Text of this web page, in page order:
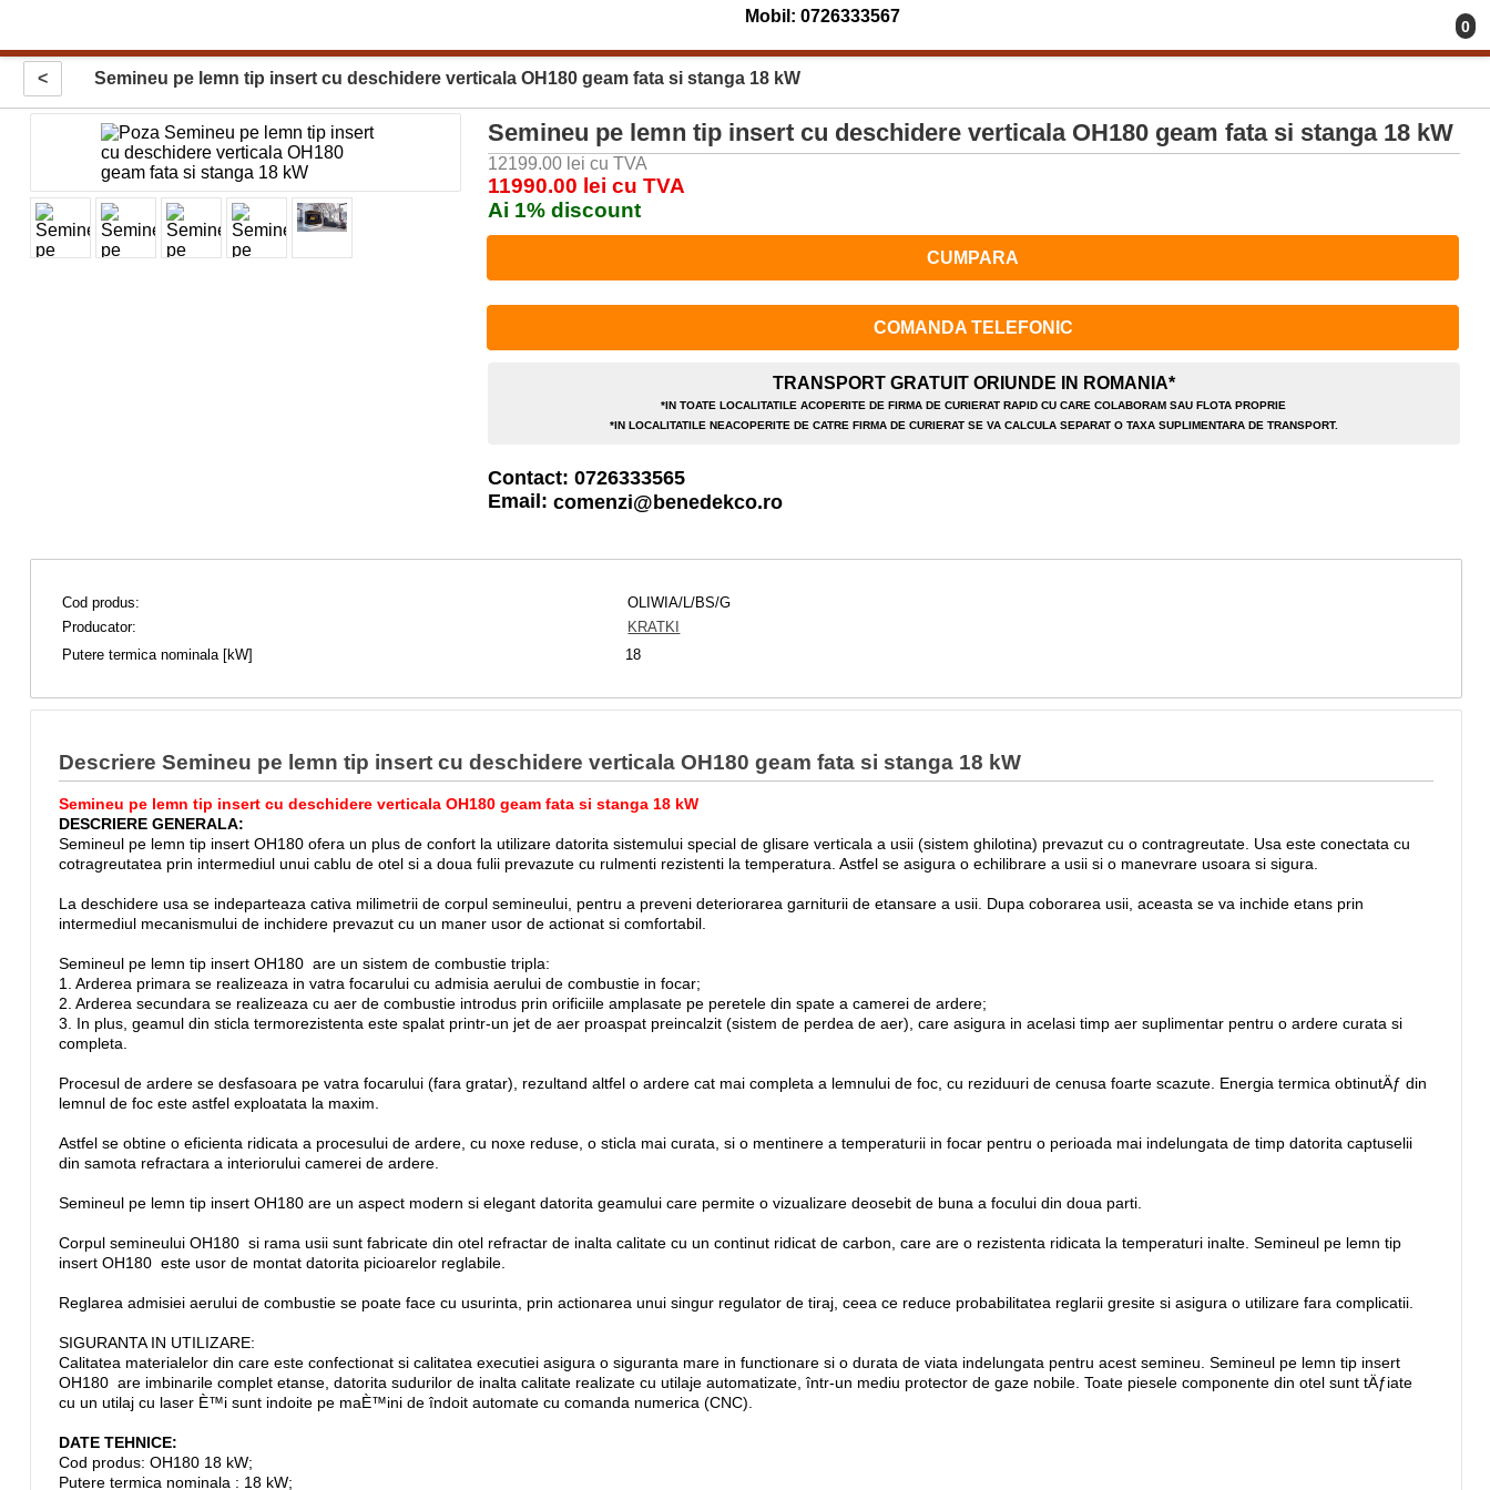
Mobil: 0726333567
0
< Semineu pe lemn tip insert cu deschidere verticala OH180 geam fata si stanga 18 kW
Semineu pe lemn tip insert cu deschidere verticala OH180 geam fata si stanga 18 kW
12199.00 lei cu TVA
11990.00 lei cu TVA
Ai 1% discount
CUMPARA
COMANDA TELEFONIC
TRANSPORT GRATUIT ORIUNDE IN ROMANIA*
*IN TOATE LOCALITATILE ACOPERITE DE FIRMA DE CURIERAT RAPID CU CARE COLABORAM SAU FLOTA PROPRIE
*IN LOCALITATILE NEACOPERITE DE CATRE FIRMA DE CURIERAT SE VA CALCULA SEPARAT O TAXA SUPLIMENTARA DE TRANSPORT.
Contact: 0726333565
Email: comenzi@benedekco.ro
Cod produs:
OLIWIA/L/BS/G
Producator:
KRATKI
Putere termica nominala [kW]
18
Descriere Semineu pe lemn tip insert cu deschidere verticala OH180 geam fata si stanga 18 kW
Semineu pe lemn tip insert cu deschidere verticala OH180 geam fata si stanga 18 kW
DESCRIERE GENERALA:
Semineul pe lemn tip insert OH180 ofera un plus de confort la utilizare datorita sistemului special de glisare verticala a usii (sistem ghilotina) prevazut cu o contragreutate. Usa este conectata cu
cotragreutatea prin intermediul unui cablu de otel si a doua fulii prevazute cu rulmenti rezistenti la temperatura. Astfel se asigura o echilibrare a usii si o manevrare usoara si sigura.
La deschidere usa se indeparteaza cativa milimetrii de corpul semineului, pentru a preveni deteriorarea garniturii de etansare a usii. Dupa coborarea usii, aceasta se va inchide etans prin
intermediul mecanismului de inchidere prevazut cu un maner usor de actionat si comfortabil.
Semineul pe lemn tip insert OH180 are un sistem de combustie tripla:
1. Arderea primara se realizeaza in vatra focarului cu admisia aerului de combustie in focar;
2. Arderea secundara se realizeaza cu aer de combustie introdus prin orificiile amplasate pe peretele din spate a camerei de ardere;
3. In plus, geamul din sticla termorezistenta este spalat printr-un jet de aer proaspat preincalzit (sistem de perdea de aer), care asigura in acelasi timp aer suplimentar pentru o ardere curata si
completa.
Procesul de ardere se desfasoara pe vatra focarului (fara gratar), rezultand altfel o ardere cat mai completa a lemnului de foc, cu reziduuri de cenusa foarte scazute. Energia termica obtinutÄƒ din
lemnul de foc este astfel exploatata la maxim.
Astfel se obtine o eficienta ridicata a procesului de ardere, cu noxe reduse, o sticla mai curata, si o mentinere a temperaturii in focar pentru o perioada mai indelungata de timp datorita captuselii
din samota refractara a interiorului camerei de ardere.
Semineul pe lemn tip insert OH180 are un aspect modern si elegant datorita geamului care permite o vizualizare deosebit de buna a focului din doua parti.
Corpul semineului OH180 si rama usii sunt fabricate din otel refractar de inalta calitate cu un continut ridicat de carbon, care are o rezistenta ridicata la temperaturi inalte. Semineul pe lemn tip
insert OH180 este usor de montat datorita picioarelor reglabile.
Reglarea admisiei aerului de combustie se poate face cu usurinta, prin actionarea unui singur regulator de tiraj, ceea ce reduce probabilitatea reglarii gresite si asigura o utilizare fara complicatii.
SIGURANTA IN UTILIZARE:
Calitatea materialelor din care este confectionat si calitatea executiei asigura o siguranta mare in functionare si o durata de viata indelungata pentru acest semineu. Semineul pe lemn tip insert
OH180 are imbinarile complet etanse, datorita sudurilor de inalta calitate realizate cu utilaje automatizate, într-un mediu protector de gaze nobile. Toate piesele componente din otel sunt tÄƒiate
cu un utilaj cu laser È™i sunt indoite pe maÈ™ini de îndoit automate cu comanda numerica (CNC).
DATE TEHNICE:
Cod produs: OH180 18 kW;
Putere termica nominala : 18 kW;